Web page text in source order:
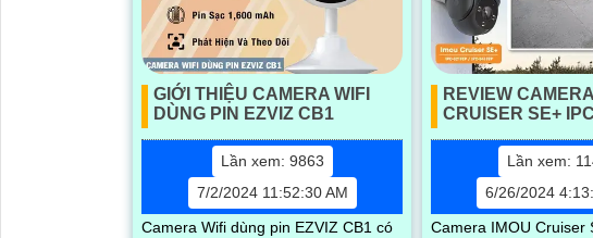
GIỚI THIỆU CAMERA WIFI
DÙNG PIN EZVIZ CB1
Lần xem: 9863
7/2/2024 11:52:30 AM
Camera Wifi dùng pin EZVIZ CB1 có
REVIEW
CRUISER SE+
Lần xem:
6/26/2024
Camera IMOU Cruiser